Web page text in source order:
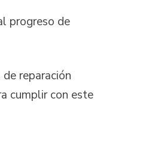
progreso de
reparación
cumplir con este